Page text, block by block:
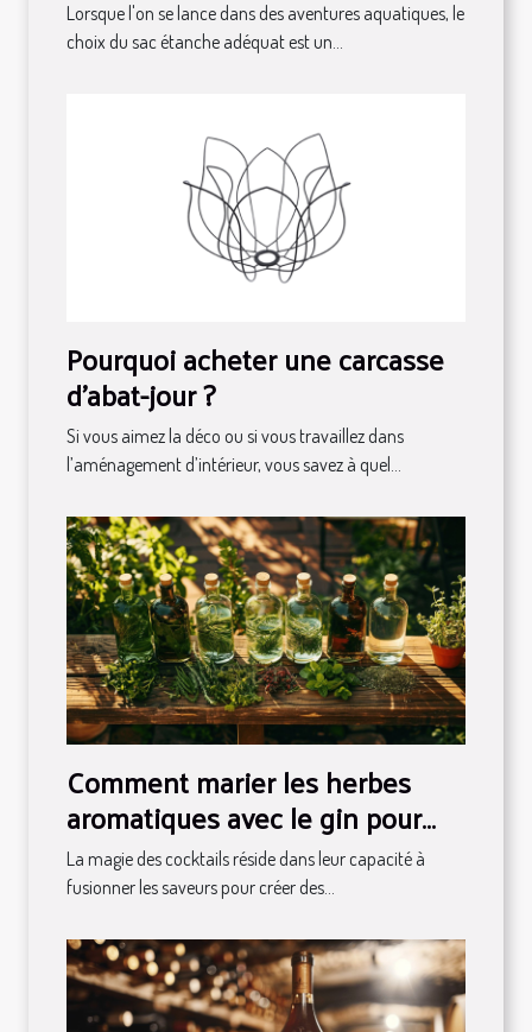
Lorsque l'on se lance dans des aventures aquatiques, le
choix du sac étanche adéquat est un...
Pourquoi acheter une carcasse
d'abat-jour ?
Si vous aimez la déco ou si vous travaillez dans
l’aménagement d’intérieur, vous savez à quel...
Comment marier les herbes
aromatiques avec le gin pour
des cocktails uniques
La magie des cocktails réside dans leur capacité à
fusionner les saveurs pour créer des...